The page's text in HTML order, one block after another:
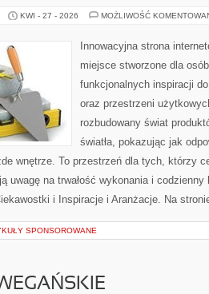
KWI - 27 - 2026 MOŻLIWOŚĆ
Innowacyjna strona
miejsce stworzone dla
funkcjonalnych inspiracji
oraz przestrzeni
rozbudowany świat
światła, pokazując jak
wnętrze. To przestrzeń dla tych, którzy
uwagę na trwałość wykonania i
i Inspiracje i Aranżacje. Na
SPONSOROWANE